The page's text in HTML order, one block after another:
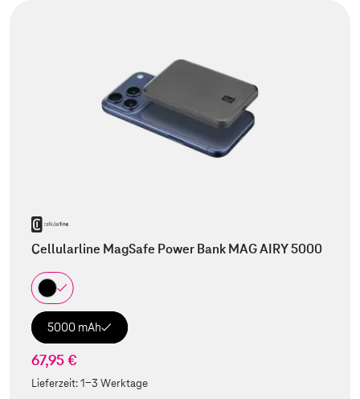
Cellularline MagSafe Power Bank MAG AIRY 5000
5000 mAh
67,95 €
Lieferzeit:1-3 Werktage